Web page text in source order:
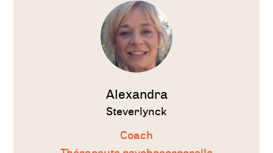
Alexandra
Steverlynck
Coach